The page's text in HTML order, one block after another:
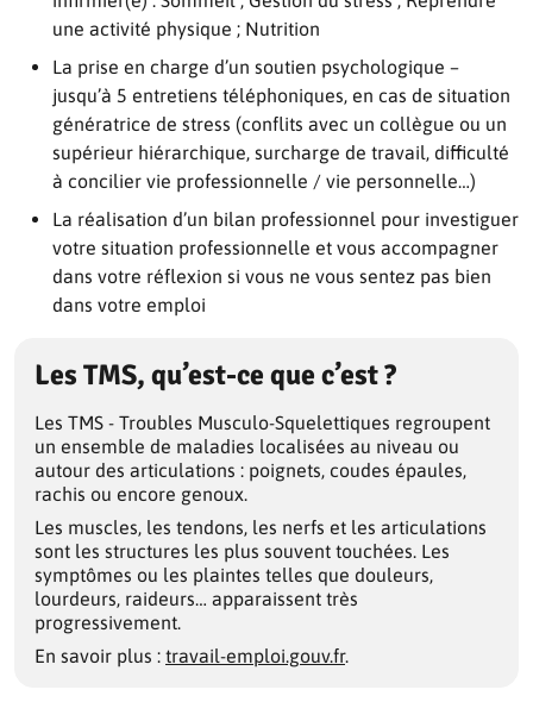
une activité physique ; Nutrition
La prise en charge d’un soutien psychologique –
jusqu’à 5 entretiens téléphoniques, en cas de situation
génératrice de stress (conflits avec un collègue ou un
supérieur hiérarchique, surcharge de travail, difficulté
à concilier vie professionnelle / vie personnelle…)
La réalisation d’un bilan professionnel pour investiguer
votre situation professionnelle et vous accompagner
dans votre réflexion si vous ne vous sentez pas bien
dans votre emploi
Les TMS, qu’est-ce que c’est ?
Les TMS - Troubles Musculo-Squelettiques regroupent
un ensemble de maladies localisées au niveau ou
autour des articulations : poignets, coudes épaules,
rachis ou encore genoux.
Les muscles, les tendons, les nerfs et les articulations
sont les structures les plus souvent touchées. Les
symptômes ou les plaintes telles que douleurs,
lourdeurs, raideurs… apparaissent très
progressivement.
En savoir plus : travail-emploi.gouv.fr.